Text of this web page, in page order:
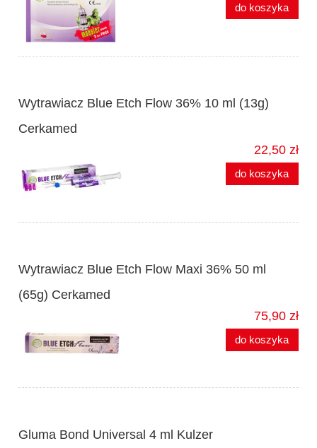
do koszyka
Wytrawiacz Blue Etch Flow 36% 10 ml (13g)
Cerkamed
22,50 zł
do koszyka
Wytrawiacz Blue Etch Flow Maxi 36% 50 ml
(65g) Cerkamed
75,90 zł
do koszyka
Gluma Bond Universal 4 ml Kulzer